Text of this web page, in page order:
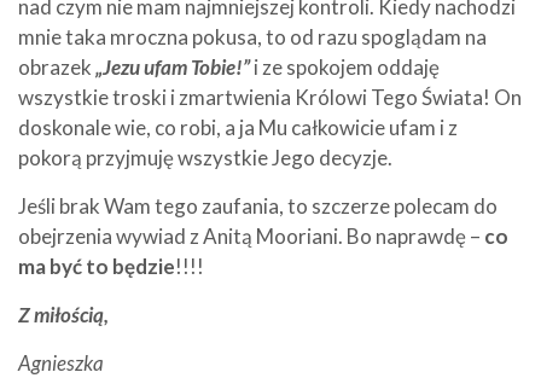
nad czym nie mam najmniejszej kontroli. Kiedy nachodzi
mnie taka mroczna pokusa, to od razu spoglądam na
obrazek„Jezu ufam Tobie!”i ze spokojem oddaję
wszystkie troski i zmartwienia Królowi Tego Świata! On
doskonale wie, co robi, a ja Mu całkowicie ufam i z
pokorą przyjmuję wszystkie Jego decyzje.
Jeśli brak Wam tego zaufania, to szczerze polecam do
obejrzenia wywiad z Anitą Mooriani. Bo naprawdę – co
ma być to będzie!!!!
Z miłością,
Agnieszka